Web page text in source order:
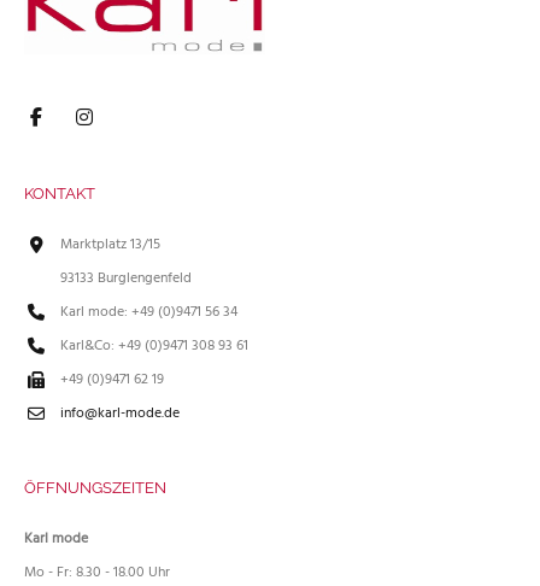
KONTAKT
Marktplatz 13/15
93133 Burglengenfeld
Karl mode: +49 (0)9471 56 34
Karl&Co: +49 (0)9471 308 93 61
+49 (0)9471 62 19
info@karl-mode.de
ÖFFNUNGSZEITEN
Karl mode
Mo - Fr: 8.30 - 18.00 Uhr